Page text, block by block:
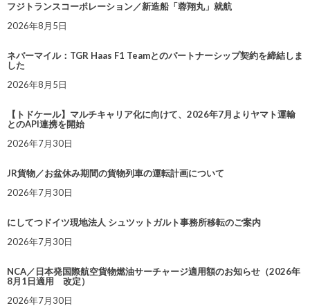
フジトランスコーポレーション／新造船「蓉翔丸」就航
2026年8月5日
ネバーマイル：TGR Haas F1 Teamとのパートナーシップ契約を締結しま
した
2026年8月5日
【トドケール】マルチキャリア化に向けて、2026年7月よりヤマト運輸
とのAPI連携を開始
2026年7月30日
JR貨物／お盆休み期間の貨物列車の運転計画について
2026年7月30日
にしてつドイツ現地法人 シュツットガルト事務所移転のご案内
2026年7月30日
NCA／日本発国際航空貨物燃油サーチャージ適用額のお知らせ（2026年
8月1日適用 改定）
2026年7月30日